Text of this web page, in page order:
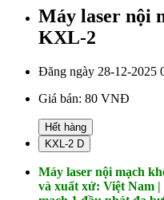
Máy laser nội
KXL-2
Đăng ngày 28-12-2025
Giá bán: 80 VNĐ
Hết hàng
KXL-2 D
Máy laser nội mạch
và xuất xứ: Việt Nam